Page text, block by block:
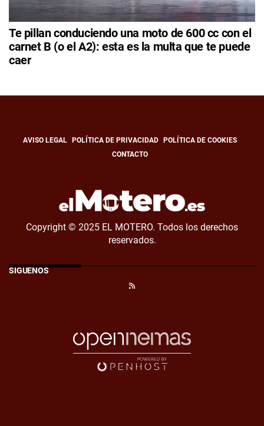
Te pillan conduciendo una moto de 600 cc con el
carnet B (o el A2): esta es la multa que te puede
caer
AVISO LEGAL POLÍTICA DE PRIVACIDAD
POLÍTICA DE COOKIES
CONTACTO
Copyright © 2025 EL MOTERO. Todos los derechos
reservados.
SÍGUENOS